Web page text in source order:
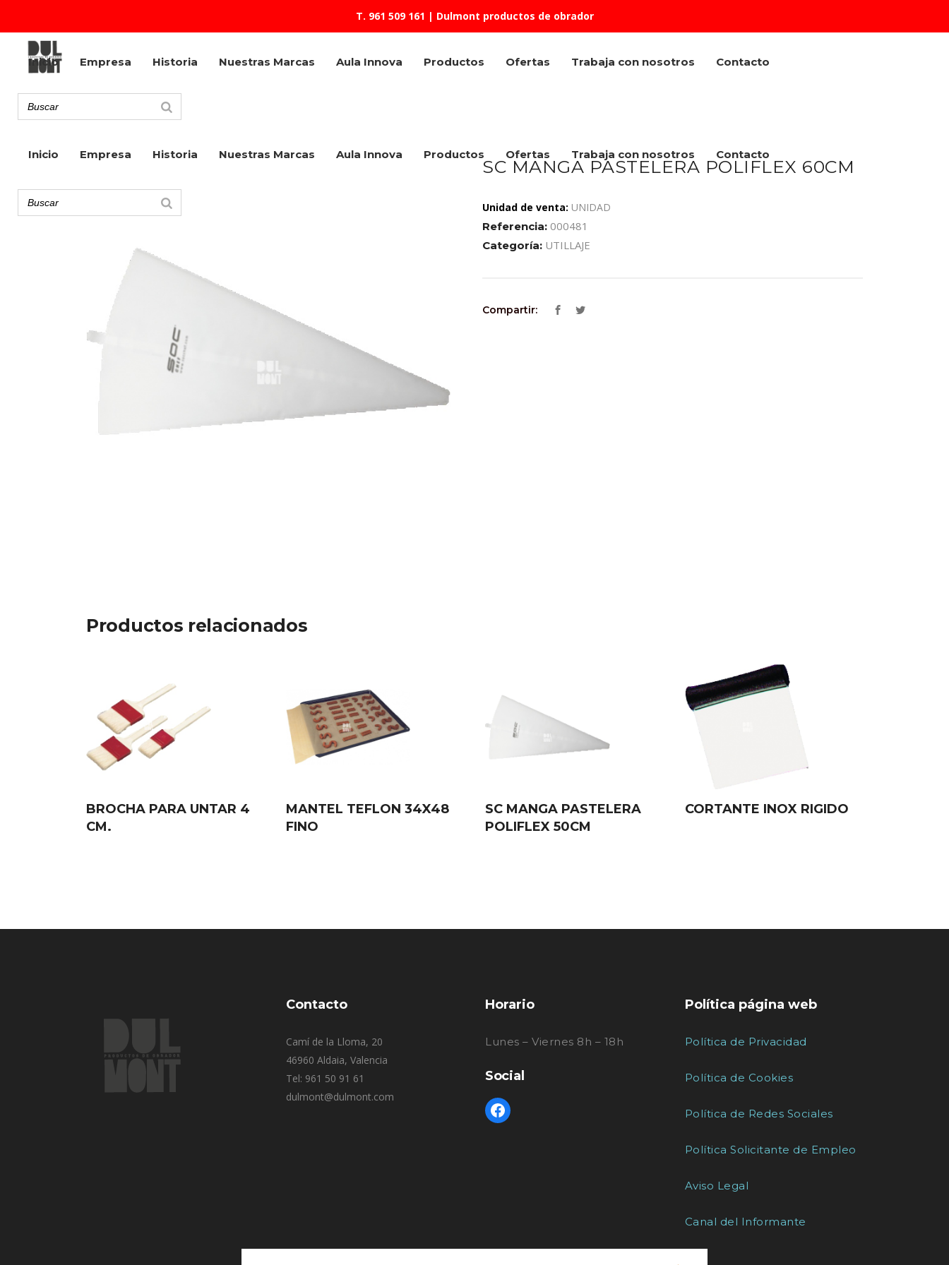
T. 961 509 161 | Dulmont productos de obrador
Inicio Empresa Historia Nuestras Marcas Aula Innova Productos Ofertas Trabaja con nosotros Contacto
Inicio Empresa Historia Nuestras Marcas Aula Innova Productos Ofertas Trabaja con nosotros Contacto
SC MANGA PASTELERA POLIFLEX 60CM
Unidad de venta: UNIDAD
Referencia: 000481
Categoría: UTILLAJE
Compartir:
Productos relacionados
BROCHA PARA UNTAR 4
CM.
MANTEL TEFLON 34X48
FINO
SC MANGA PASTELERA
POLIFLEX 50CM
CORTANTE INOX RIGIDO
Contacto
Camí de la Lloma, 20
46960 Aldaia, Valencia
Tel: 961 50 91 61
dulmont@dulmont.com
Horario
Lunes – Viernes 8h – 18h
Social
Política página web
Política de Privacidad
Política de Cookies
Política de Redes Sociales
Política Solicitante de Empleo
Aviso Legal
Canal del Informante